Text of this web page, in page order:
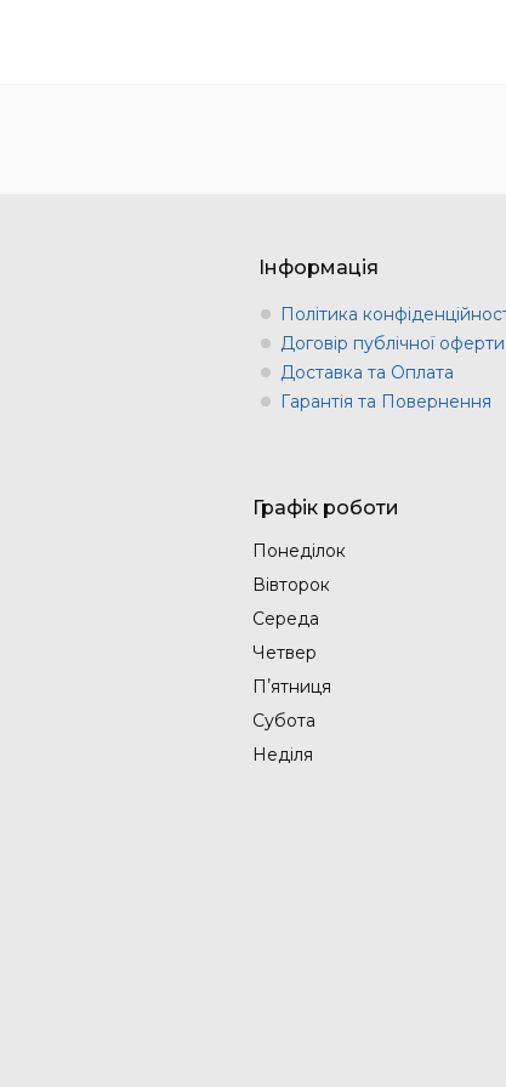
Інформація
Політика
Договір публічної оферти
Доставка та Оплата
Гарантія та Повернення
Графік роботи
Понеділок
Вівторок
Середа
Четвер
Пʼятниця
Субота
Неділя